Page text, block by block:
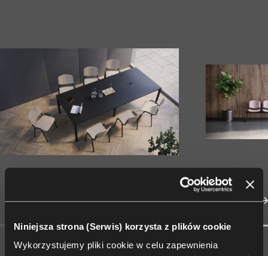
Niniejsza strona (Serwis) korzysta z plików cookie
Wykorzystujemy pliki cookie w celu zapewnienia